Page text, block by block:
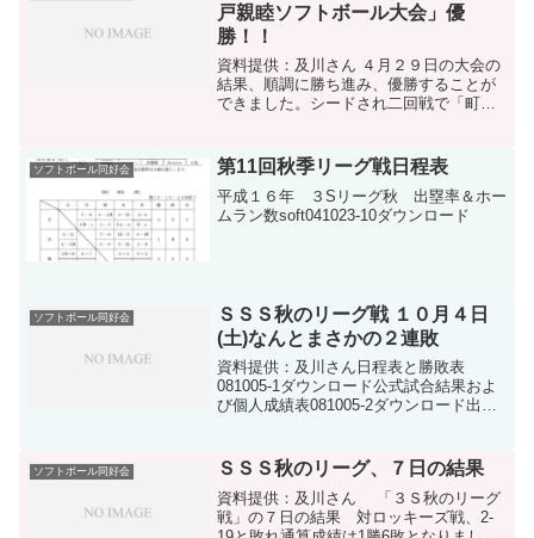
戸親睦ソフトボール大会」優
勝！！
資料提供：及川さん ４月２９日の大会の
結果、順調に勝ち進み、優勝することが
できました。シードされ二回戦で「町会
先制点を取られたものの即逆転し、１０
Ｘー４と快勝でした。決...
ソフトボール同好会 第11回秋季リーグ戦日程表
平成１６年 ３Sリーグ秋 出塁率＆ホー
ムラン数soft041023-10ダウンロード
ソフトボール同好会
ＳＳＳ秋のリーグ戦 １０月４日
(土)なんとまさかの２連敗
資料提供：及川さん日程表と勝敗表
081005-1ダウンロード公式試合結果およ
び個人成績表081005-2ダウンロード出塁
ソフトボール同好会 ＳＳＳ秋のリーグ、７日の結果
資料提供：及川さん 「３Ｓ秋のリーグ
戦」の７日の結果 対ロッキーズ戦、2-